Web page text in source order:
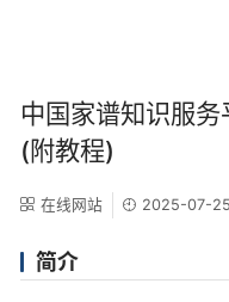
中国家谱知识服
(附教程)
在线网站 2025-07-25
简介